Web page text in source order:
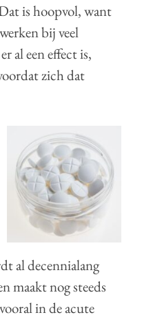
is hoopvol, want
bij veel
al een effect is,
zich dat
al decennialang
maakt nog steeds
in de acute